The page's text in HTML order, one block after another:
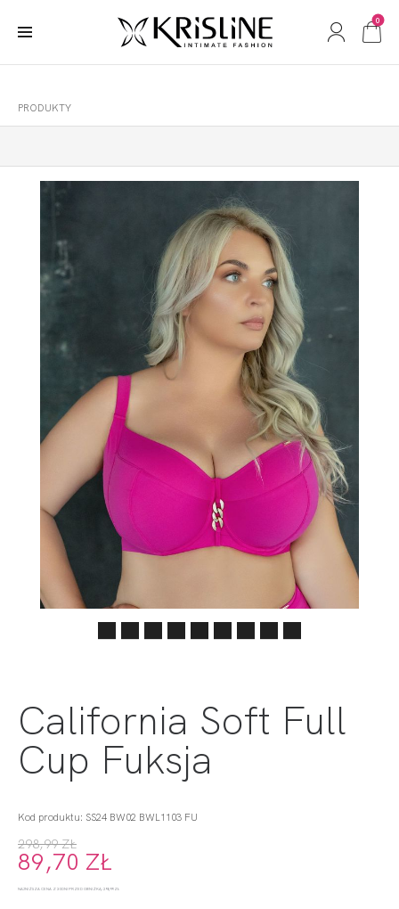
0
PRODUKTY
California Soft Full
Cup Fuksja
Kod produktu: SS24 BW02 BWL1103 FU
298,99 ZŁ
89,70 ZŁ
NAJNIŻSZA CENA Z 30 DNI PRZED OBNIŻKĄ: 298,99 ZŁ